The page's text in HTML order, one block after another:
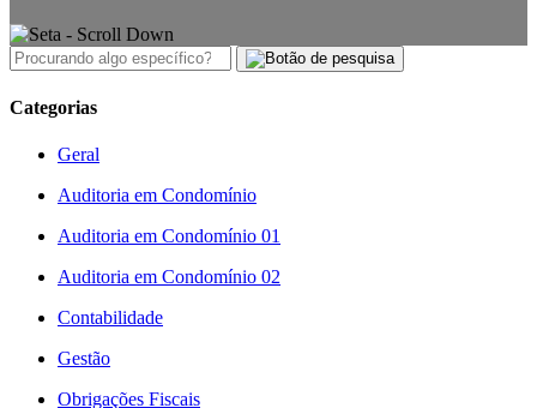
Categorias
Geral
Auditoria em Condomínio
Auditoria em Condomínio 01
Auditoria em Condomínio 02
Contabilidade
Gestão
Obrigações Fiscais